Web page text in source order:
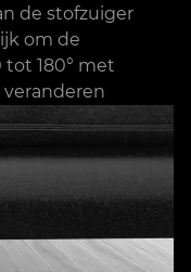
de stofzuiger
om de
180° met